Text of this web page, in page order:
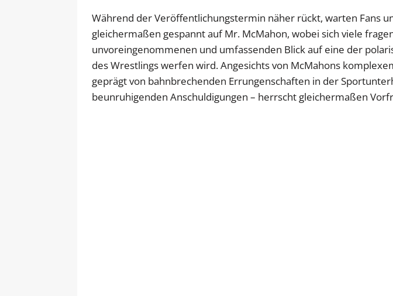
Während der Veröffentlichungstermin näher rückt, warten Fans
gleichermaßen gespannt auf Mr. McMahon, wobei sich viele
unvoreingenommenen und umfassenden Blick auf eine der
des Wrestlings werfen wird. Angesichts von McMahons
geprägt von bahnbrechenden Errungenschaften in der
beunruhigenden Anschuldigungen – herrscht gleichermaßen